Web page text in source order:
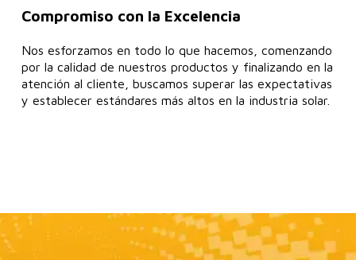
Compromiso con la Excelencia
Nos esforzamos en todo lo que hacemos, comenzando
por la calidad de nuestros productos y finalizando en la
atención al cliente, buscamos superar las expectativas
y establecer estándares más altos en la industria solar.